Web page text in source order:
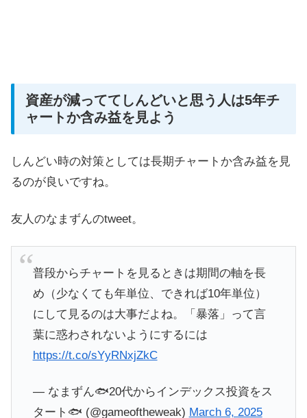
資産が減っててしんどいと思う人は5年チ
ャートか含み益を見よう
しんどい時の対策としては長期チャートか含み益を見
るのが良いですね。
友人のなまずんのtweet。
普段からチャートを見るときは期間の軸を長
め（少なくても年単位、できれば10年単位）
にして見るのは大事だよね。「暴落」って言
葉に惑わされないようにするには
https://t.co/sYyRNxjZkC
— なまずん🐟20代からインデックス投資をス
タート🐟 (@gameoftheweak) March 6, 2025